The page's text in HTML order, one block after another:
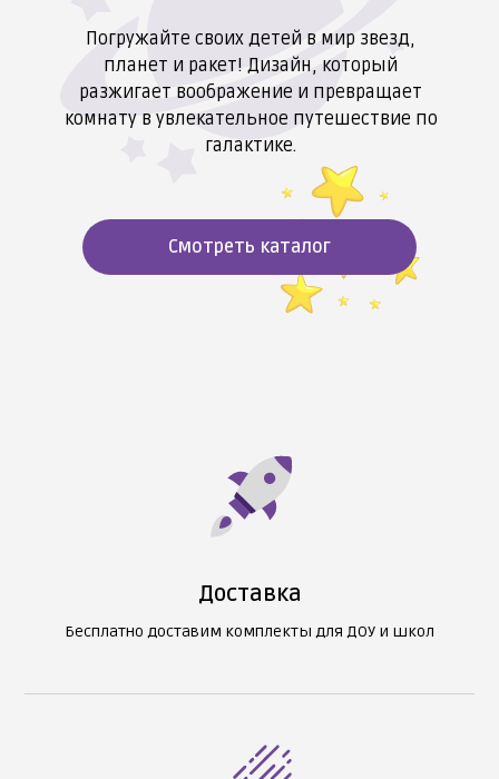
Погружайте своих детей в мир звезд,
планет и ракет! Дизайн, который
разжигает воображение и превращает
комнату в увлекательное путешествие по
галактике.
Смотреть каталог
Доставка
Бесплатно доставим комплекты для ДОУ и школ